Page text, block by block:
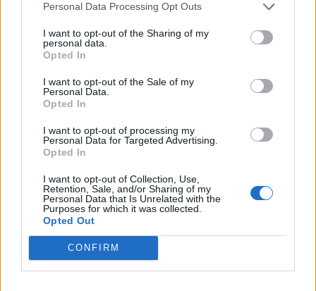
Personal Data Processing Opt Outs
I want to opt-out of the Sharing of my
personal data.
Opted In
I want to opt-out of the Sale of my
Personal Data.
Opted In
I want to opt-out of processing my
Personal Data for Targeted Advertising.
Opted In
I want to opt-out of Collection, Use,
Retention, Sale, and/or Sharing of my
Personal Data that Is Unrelated with the
Purposes for which it was collected.
Opted Out
CONFIRM